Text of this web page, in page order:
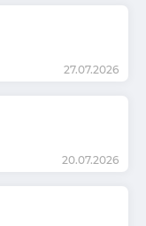
27.07.2026
20.07.2026